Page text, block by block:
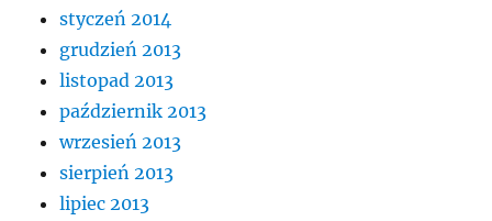
styczeń 2014
grudzień 2013
listopad 2013
październik 2013
wrzesień 2013
sierpień 2013
lipiec 2013